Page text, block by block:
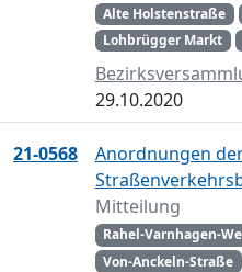
Alte Holstenstraße
Lohbrügger Markt
29.10.2020
21-0568
Anordnungen
Mitteilung
Rahel-Varnhagen-
Von-Anckeln-Straße